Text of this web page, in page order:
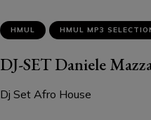
HMUL HMUL MP3
DJ-SET Daniele
Dj Set Afro House